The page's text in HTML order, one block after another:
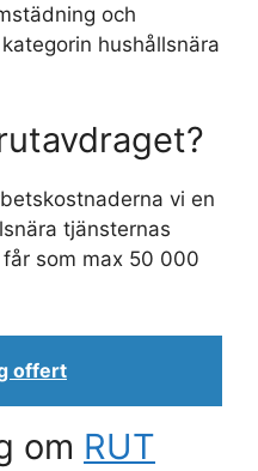
och
hushållsnära
vi en
tjänsternas
som max 50 000
offert
om RUT